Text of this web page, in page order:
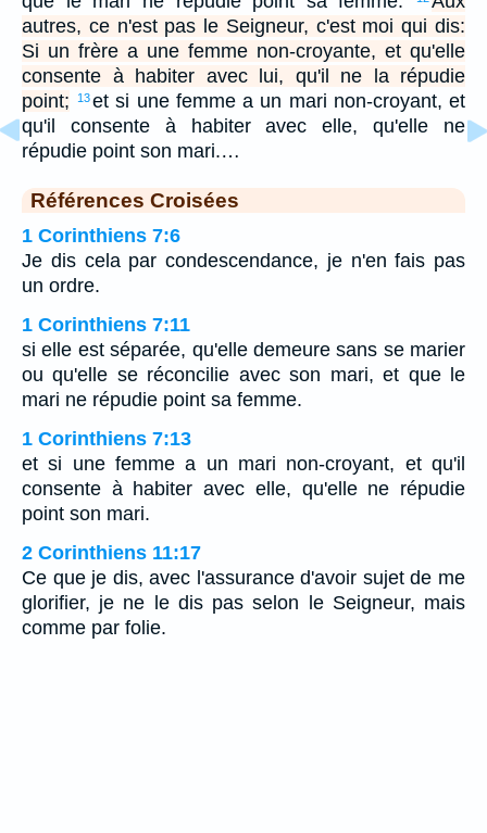
autres, ce n'est pas le Seigneur, c'est moi qui dis:
Si un frère a une femme non-croyante, et qu'elle
consente à habiter avec lui, qu'il ne la répudie
point;
13et si une femme a un mari non-croyant, et
qu'il consente à habiter avec elle, qu'elle ne
répudie point son mari.…
Références Croisées
1 Corinthiens 7:6
Je dis cela par condescendance, je n'en fais pas
un ordre.
1 Corinthiens 7:11
si elle est séparée, qu'elle demeure sans se marier
ou qu'elle se réconcilie avec son mari, et que le
mari ne répudie point sa femme.
1 Corinthiens 7:13
et si une femme a un mari non-croyant, et qu'il
consente à habiter avec elle, qu'elle ne répudie
point son mari.
2 Corinthiens 11:17
Ce que je dis, avec l'assurance d'avoir sujet de me
glorifier, je ne le dis pas selon le Seigneur, mais
comme par folie.